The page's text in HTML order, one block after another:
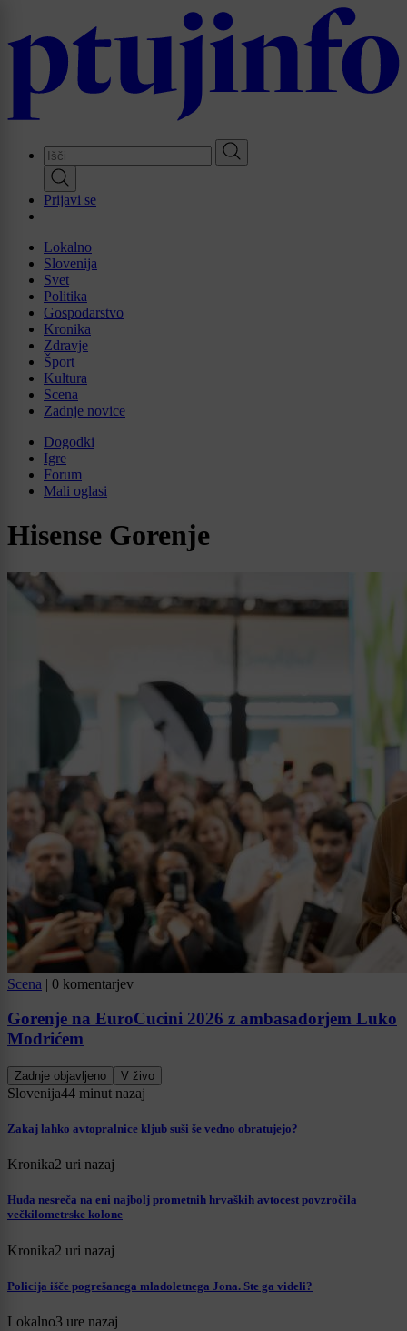
main
Prijavi se
Lokalno
Slovenija
Svet
Politika
Gospodarstvo
Kronika
Zdravje
Šport
Kultura
Scena
Zadnje novice
Dogodki
Igre
Forum
Mali oglasi
Hisense Gorenje
Scena | 0 komentarjev
Gorenje na EuroCucini 2026 z ambasadorjem Luko
Modrićem
Zadnje objavljeno V živo
Slovenija44 minut nazaj
Zakaj lahko avtopralnice kljub suši še vedno obratujejo?
Kronika2 uri nazaj
Huda nesreča na eni najbolj prometnih hrvaških avtocest povzročila
večkilometrske kolone
Kronika2 uri nazaj
Policija išče pogrešanega mladoletnega Jona. Ste ga videli?
Lokalno3 ure nazaj